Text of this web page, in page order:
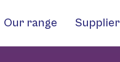
Our range